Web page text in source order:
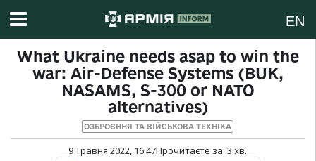
EN
What Ukraine needs asap to win the
war: Air-Defense Systems (BUK,
NASAMS, S-300 or NATO
alternatives)
ОЗБРОЄННЯ ТА ВІЙСЬКОВА ТЕХНІКА
9 Травня 2022, 16:47Прочитаєте за: 3 хв.